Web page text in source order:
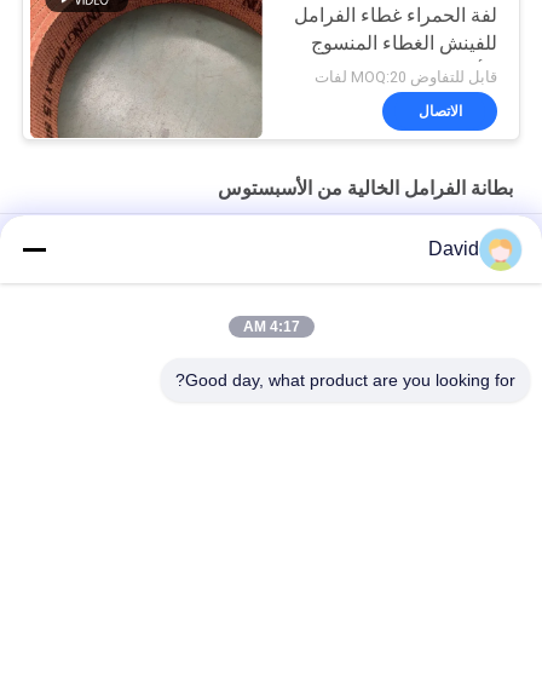
لفة الحمراء غطاء الفرامل
للفينش الغطاء المنسوج
للأرض
قابل للتفاوض MOQ:20 لفات
الاتصال
بطانة الفرامل الخالية من الأسبستوس
ملفات الكبح الخالية من الأسبستوس المنسوجة الصديقة للبيئة
مادة الاحتكاك الصناعية المرنة الأسبستوس حرة المكابح غطاء لفة طلاء
بطانة الفرامل الخالية من الأسبستوس الخالية من الأسبستوس لشاحنة
David
4:17 AM
Good day, what product are you looking for?